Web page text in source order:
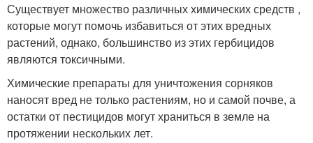
Существует множество различных химических средств ,
которые могут помочь избавиться от этих вредных
растений, однако, большинство из этих гербицидов
являются токсичными.
Химические препараты для уничтожения сорняков
наносят вред не только растениям, но и самой почве, а
остатки от пестицидов могут храниться в земле на
протяжении нескольких лет.